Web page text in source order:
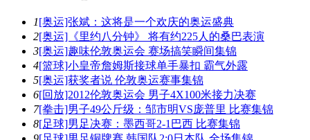
1[奥运]张斌：这将是一个欢庆的奥运盛典
2[奥运]《里约八分钟》 将有约225人的桑巴表演
3[奥运]趣味伦敦奥运会 赛场搞笑瞬间集锦
4[篮球]小皇帝詹姆斯接球单手暴扣 霸气外露
5[奥运]获奖者说 伦敦奥运赛事集锦
6[回放]2012伦敦奥运会 男子4X100米接力决赛
7[拳击]男子49公斤级：邹市明VS庞普里 比赛集锦
8[足球]男足决赛：墨西哥2-1巴西 比赛集锦